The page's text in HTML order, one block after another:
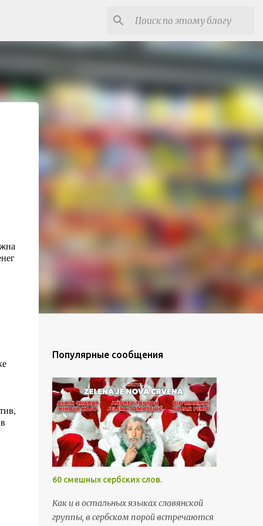
Популярные сообщения
60 смешных сербских слов.
Как и в остальных языках славянской
группы, в сербском порой встречаются